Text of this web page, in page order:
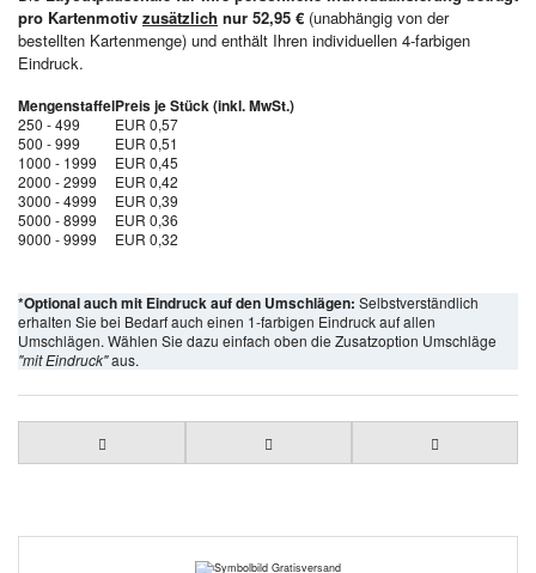
pro Kartenmotiv zusätzlich nur 52,95 € (unabhängig von der
bestellten Kartenmenge) und enthält Ihren individuellen 4-farbigen
Eindruck.
MengenstaffelPreis je Stück (inkl. MwSt.)
250 - 499
EUR 0,57
500 - 999
EUR 0,51
1000 - 1999
EUR 0,45
2000 - 2999
EUR 0,42
3000 - 4999
EUR 0,39
5000 - 8999
EUR 0,36
9000 - 9999
EUR 0,32
*Optional auch mit Eindruck auf den Umschlägen: Selbstverständlich
erhalten Sie bei Bedarf auch einen 1-farbigen Eindruck auf allen
Umschlägen. Wählen Sie dazu einfach oben die Zusatzoption Umschläge
"mit Eindruck"aus.